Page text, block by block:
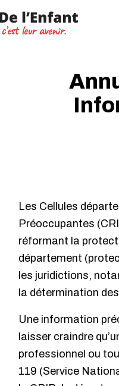
Les Cellules
Préoccupantes
réformant la
département
les juridictions,
la détermination
Une information
laisser craindre
professionnel ou
119 (Service